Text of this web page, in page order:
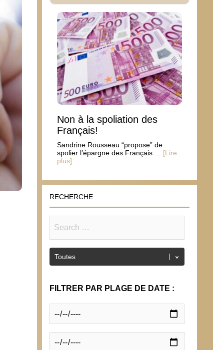
Non à la spoliation des
Français!
Sandrine Rousseau “propose” de
spolier l’épargne des Français ...
[Lire
plus]
RECHERCHE
FILTRER PAR PLAGE DE DATE :